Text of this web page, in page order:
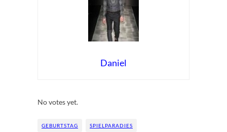
Daniel
No votes yet.
GEBURTSTAG SPIELPARADIES